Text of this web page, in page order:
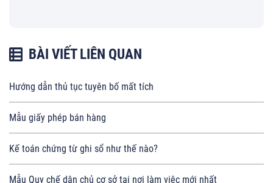
BÀI VIẾT LIÊN QUAN
Hướng dẫn thủ tục tuyên bố mất tích
Mẫu giấy phép bán hàng
Kế toán chứng từ ghi sổ như thế nào?
Mẫu Quy chế dân chủ cơ sở tại nơi làm việc mới nhất